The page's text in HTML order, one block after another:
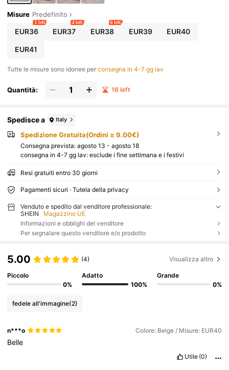
Misure Predefinito
EUR36
1 left
EUR37
4 left
EUR38
6 left
EUR39 EUR40
EUR41
Tutte le misure sono idonee perconsegna in 4-7 gg lav
Quantità: 16 left
Spedisce a Italy
Spedizione Gratuita(Ordini ≥ 9.00€)
Consegna prevista: agosto 13 - agosto 18
consegna in 4-7 gg lav: esclude i fine settimana e i festivi
Resi gratuiti entro 30 giorni
Pagamenti sicuri · Tutela della privacy
Venduto e spedito dal venditore professionale:
SHEIN
Magazzino UE
Informazioni e obblighi del venditore
Per segnalare questo venditore e/o prodotto
5.00 (4) Visualizza altro
Piccolo
0%
Adatto
100%
Grande
0%
fedele all'immagine(2)
n***o Colore: Beige / Misure: EUR40
Belle
Utile (0)